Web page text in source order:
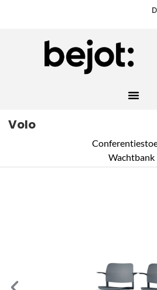
Volo
Wachtbank